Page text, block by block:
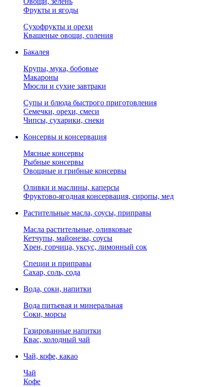
Фрукты и ягоды
Сухофрукты и орехи
Квашеные овощи, соления
Бакалея
Крупы, мука, бобовые
Макароны
Мюсли и сухие завтраки
Супы и блюда быстрого приготовления
Семечки, орехи, смеси
Чипсы, сухарики, снеки
Консервы и консервация
Мясные консервы
Рыбные консервы
Овощные и грибные консервы
Оливки и маслины, каперсы
Фруктово-ягодная консервация, сиропы, мед
Растительные масла, соусы, приправы
Масла растительные, оливковые
Кетчупы, майонезы, соусы
Хрен, горчица, уксус, лимонный сок
Специи и приправы
Сахар, соль, сода
Вода, соки, напитки
Вода питьевая и минеральная
Соки, морсы
Газированные напитки
Квас, холодный чай
Чай, кофе, какао
Чай
Кофе